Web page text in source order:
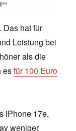
Das hat für
Leistung bei
als die
esfür 100 Euro
iPhone 17e,
weniger